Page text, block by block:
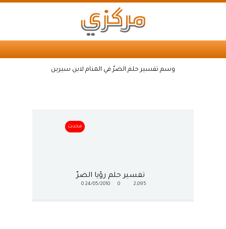
وسم تفسير حلم الضرّ في المنام لابن سيرين
محدث
تفسير حلم رؤيا الضرّ
2,095
0
24/05/2010
0